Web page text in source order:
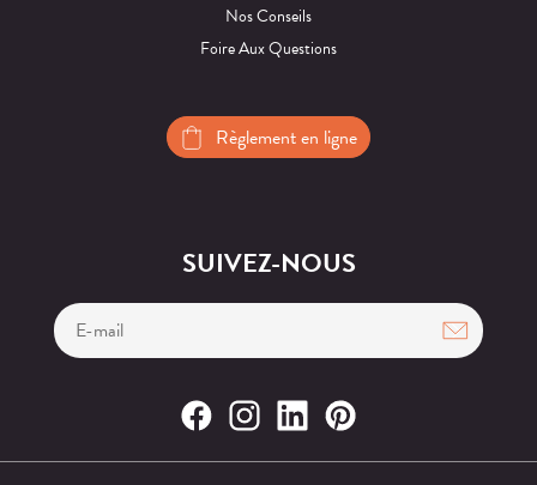
Nos Conseils
Foire Aux Questions
Règlement en ligne
SUIVEZ-NOUS